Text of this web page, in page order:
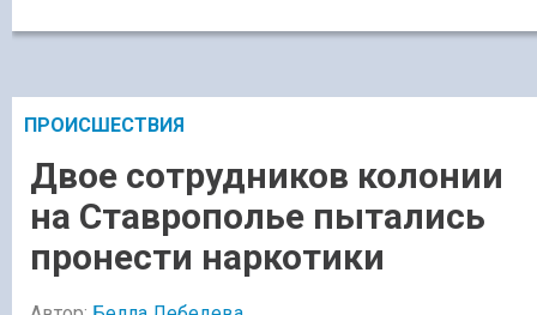
ПРОИСШЕСТВИЯ
Двое сотрудников колонии
на Ставрополье пытались
пронести наркотики